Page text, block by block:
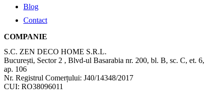
Blog
Contact
COMPANIE
S.C. ZEN DECO HOME S.R.L.
București, Sector 2 , Blvd-ul Basarabia nr. 200, bl. B, sc. C, et. 6,
ap. 106
Nr. Registrul Comerțului: J40/14348/2017
CUI: RO38096011